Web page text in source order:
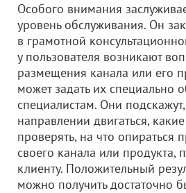
Особого внимания
уровень обслуживания. Он
в грамотной
у пользователя возникают
размещения канала или его
может задать их специально
специалистам. Они
направлении двигаться,
проверять, на что опираться
своего канала или продукта,
клиенту. Положительный
можно получить достаточно